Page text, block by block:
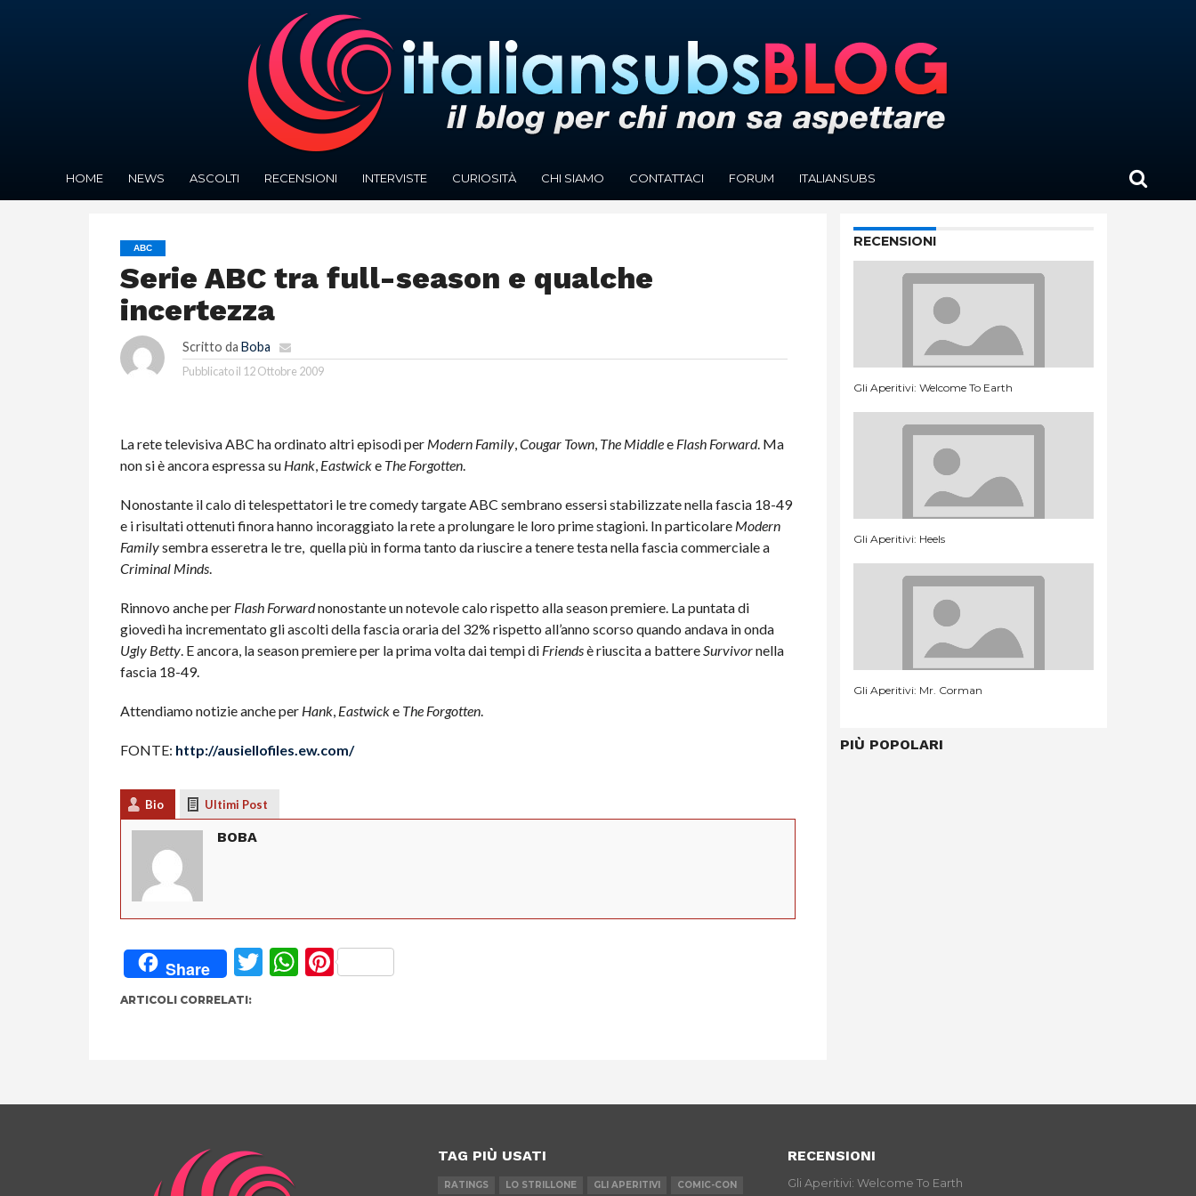
HOME NEWS ASCOLTI RECENSIONI INTERVISTE CURIOSITÀ CHI SIAMO CONTATTACI FORUM ITALIANSUBS
ABC
Serie ABC tra full-season e qualche
incertezza
Scritto da Boba
Pubblicato il 12 Ottobre 2009
La rete televisiva ABC ha ordinato altri episodi per Modern Family,Cougar Town, The Middlee Flash Forward. Ma
non si è ancora espressa su Hank, Eastwicke The Forgotten.
Nonostante il calo di telespettatori le tre comedy targate ABC sembrano essersi stabilizzate nella fascia 18-49
e i risultati ottenuti finora hanno incoraggiato la rete a prolungare le loro prime stagioni. In particolare Modern
Familysembra esseretra le tre, quella più in forma tanto da riuscire a tenere testa nella fascia commerciale a
Criminal Minds.
Rinnovo anche per Flash Forwardnonostante un notevole calo rispetto alla season premiere. La puntata di
giovedì ha incrementato gli ascolti della fascia oraria del 32% rispetto all’anno scorso quando andava in onda
Ugly Betty. E ancora, la season premiere per la prima volta dai tempi di Friendsè riuscita a battereSurvivornella
fascia 18-49.
Attendiamo notizie anche per Hank, Eastwicke The Forgotten.
FONTE: http://ausiellofiles.ew.com/
Bio Ultimi Post
BOBA
Share Twitter
WhatsApp
Pinterest
ARTICOLI CORRELATI:
RECENSIONI
Gli Aperitivi: Welcome To Earth
Gli Aperitivi: Heels
Gli Aperitivi: Mr. Corman
PIÙ POPOLARI
TAG PIÙ USATI
RATINGS LO STRILLONE GLI APERITIVI COMIC-CON
RECENSIONI
Gli Aperitivi: Welcome To Earth